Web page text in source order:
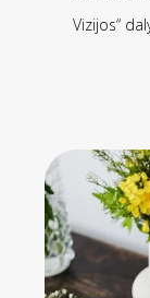
Vizijos“